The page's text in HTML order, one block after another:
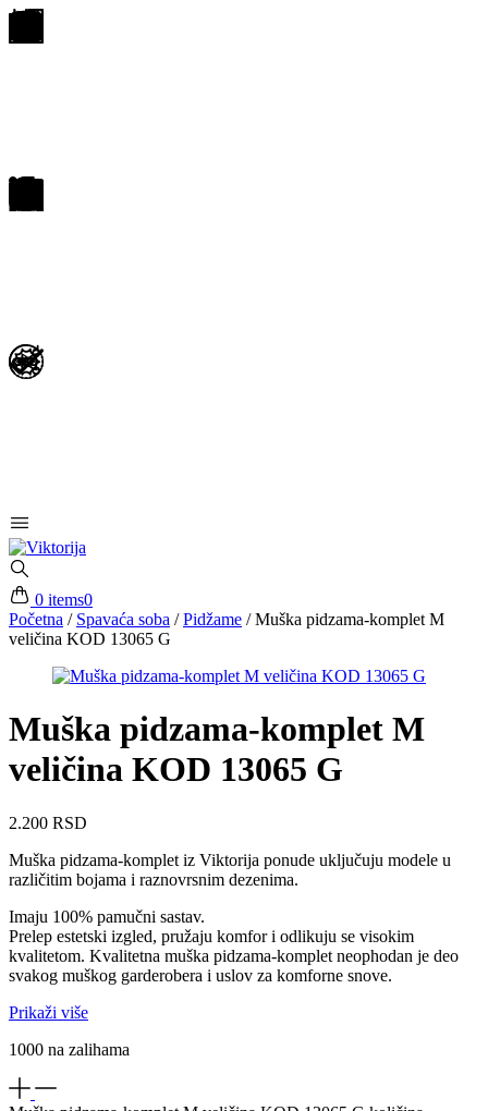
0 items0
Početna / Spavaća soba /Pidžame /Muška pidzama-komplet M
veličina KOD 13065 G
Muška pidzama-komplet M
veličina KOD 13065 G
2.200 RSD
Muška pidzama-komplet iz Viktorija ponude uključuju modele u
različitim bojama i raznovrsnim dezenima.
Imaju 100% pamučni sastav.
Prelep estetski izgled, pružaju komfor i odlikuju se visokim
kvalitetom. Kvalitetna muška pidzama-komplet neophodan je deo
svakog muškog garderobera i uslov za komforne snove.
Prikaži više
1000 na zalihama